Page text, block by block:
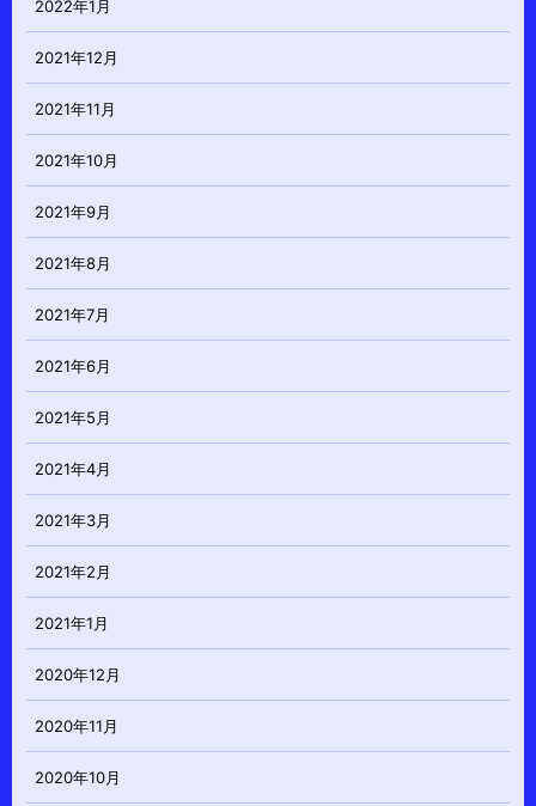
2022年1月
2021年12月
2021年11月
2021年10月
2021年9月
2021年8月
2021年7月
2021年6月
2021年5月
2021年4月
2021年3月
2021年2月
2021年1月
2020年12月
2020年11月
2020年10月